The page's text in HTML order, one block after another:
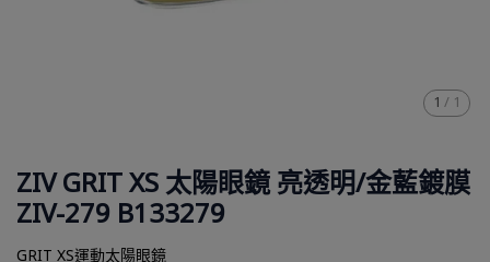
1 / 1
ZIV GRIT XS 太陽眼鏡 亮透明/金藍鍍膜
ZIV-279 B133279
GRIT XS運動太陽眼鏡